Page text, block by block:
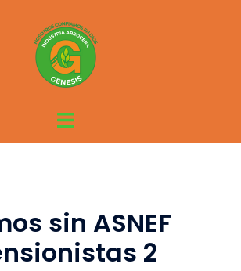
Alternar
sin ASNEF
2